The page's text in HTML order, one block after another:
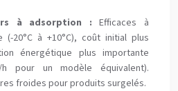
à adsorption :Efficaces à
20°C à +10°C), coût initial plus
énergétique plus importante
h pour un modèle équivalent).
froides pour produits surgelés.